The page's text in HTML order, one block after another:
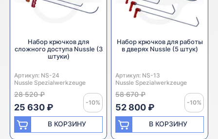
Набор крючков для
сложного доступа Nussle (3
штуки)
Артикул: NS-24
Производитель:
Nussle Spezialwerkzeuge
28 520 ₽
-10%
25 630 ₽
В КОРЗИНУ
Набор крючков для работы
в дверях Nussle (5 штук)
Артикул: NS-13
Производитель:
Nussle Spezialwerkzeuge
58 670 ₽
-10%
52 800 ₽
В КОРЗИНУ